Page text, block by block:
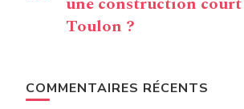
Toulon ?
COMMENTAIRES RÉCENTS